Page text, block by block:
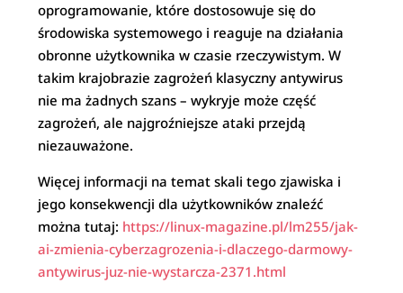
oprogramowanie, które dostosowuje się do
środowiska systemowego i reaguje na działania
obronne użytkownika w czasie rzeczywistym. W
takim krajobrazie zagrożeń klasyczny antywirus
nie ma żadnych szans – wykryje może część
zagrożeń, ale najgroźniejsze ataki przejdą
niezauważone.
Więcej informacji na temat skali tego zjawiska i
jego konsekwencji dla użytkowników znaleźć
można tutaj: https://linux-magazine.pl/lm255/jak-
ai-zmienia-cyberzagrozenia-i-dlaczego-darmowy-
antywirus-juz-nie-wystarcza-2371.html